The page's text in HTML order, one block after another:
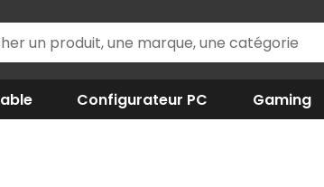
Configurateur PC Gaming